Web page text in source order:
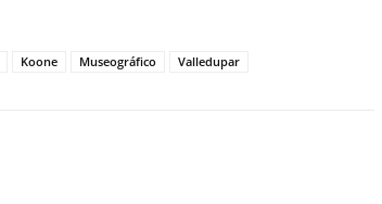
Koone Museográfico Valledupar